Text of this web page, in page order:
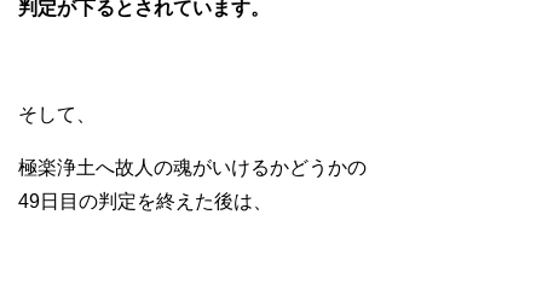
判定が下るとされています。
そして、
極楽浄土へ故人の魂がいけるかどうかの
49日目の判定を終えた後は、